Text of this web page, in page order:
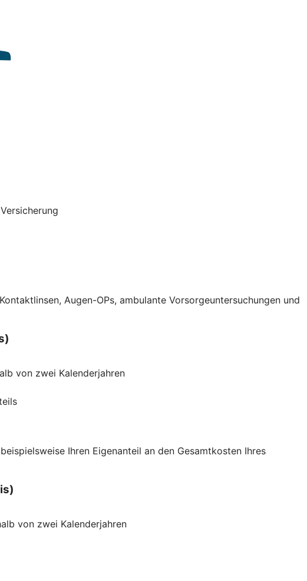
Augen-OPs, ambulante Vorsorgeuntersuchungen und
von zwei Kalenderjahren
Ihren Eigenanteil an den Gesamtkosten Ihres
von zwei Kalenderjahren